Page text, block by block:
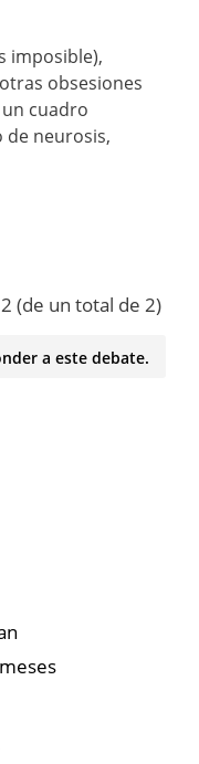
imposible),
obsesiones
cuadro
de neurosis,
(de un total de 2)
a este debate.